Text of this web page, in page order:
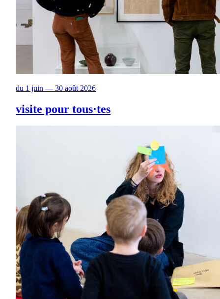
du 1 juin — 30 août 2026
visite pour tous·tes